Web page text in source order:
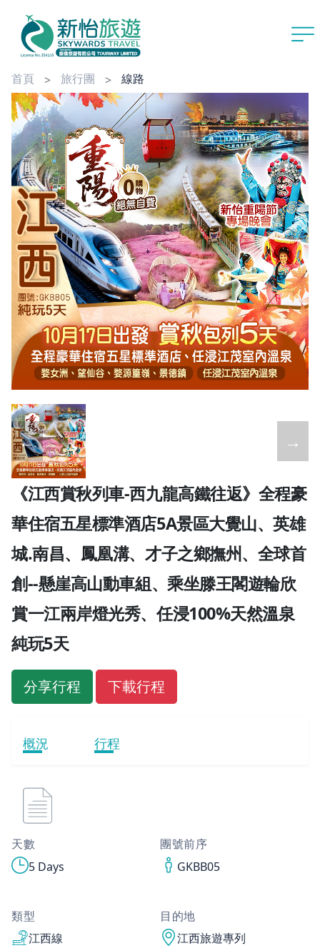
首頁 旅行團 線路
← →
《江西賞秋列車-西九龍高鐵往返》全程豪
華住宿五星標準酒店5A景區大覺山、英雄
城.南昌、鳳凰溝、才子之鄉撫州、全球首
創--懸崖高山動車組、乘坐滕王閣遊輪欣
賞一江兩岸燈光秀、任浸100%天然溫泉
純玩5天
分享行程 下載行程
概況 行程
天數
5 Days
團號前序
GKBB05
類型
江西線
目的地
江西旅遊專列